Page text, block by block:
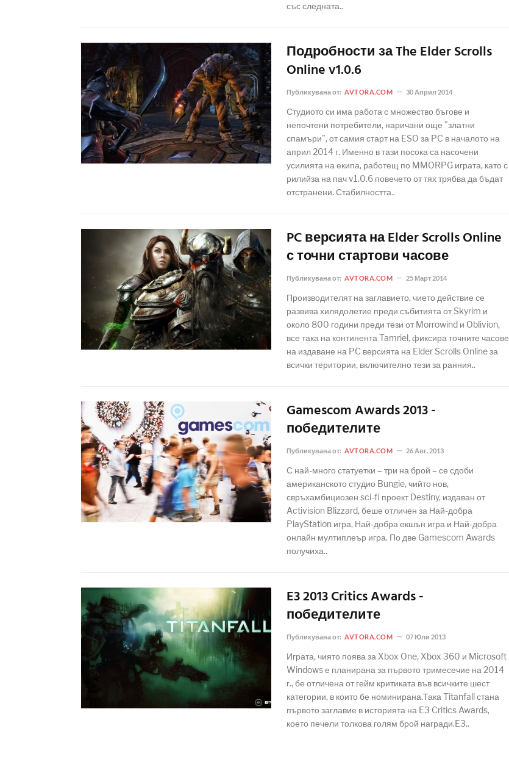
със следната..
Подробности за The Elder Scrolls
Online v1.0.6
Публикувана от: AVTORA.COM 30 Април 2014
Студиото си има работа с множество бъгове и
непочтени потребители, наричани още "златни
спамъри", от самия старт на ESO за PC в началото на
април 2014 г. Именно в тази посока са насочени
усилията на екипа, работещ по MMORPG играта, като с
рилийза на пач v1.0.6 повечето от тях трябва да бъдат
отстранени. Стабилността..
PC версията на Elder Scrolls Online
с точни стартови часове
Публикувана от: AVTORA.COM 25 Март 2014
Производителят на заглавието, чието действие се
развива хилядолетие преди събитията от Skyrim и
около 800 години преди тези от Morrowind и Oblivion,
все така на континента Tamriel, фиксира точните часове
на издаване на PC версията на Elder Scrolls Online за
всички територии, включително тези за ранния..
Gamescom Awards 2013 -
победителите
Публикувана от: AVTORA.COM 26 Авг. 2013
С най-много статуетки – три на брой – се сдоби
американското студио Bungie, чийто нов,
свръхамбициозен sci-fi проект Destiny, издаван от
Activision Blizzard, беше отличен за Най-добра
PlayStation игра, Най-добра екшън игра и Най-добра
онлайн мултиплеър игра. По две Gamescom Awards
получиха..
E3 2013 Critics Awards -
победителите
Публикувана от: AVTORA.COM 07 Юли 2013
Играта, чиято поява за Xbox One, Xbox 360 и Microsoft
Windows е планирана за първото тримесечие на 2014
г., бе отличена от гейм критиката във всичките шест
категории, в които бе номинирана.Така Titanfall стана
първото заглавие в историята на E3 Critics Awards,
което печели толкова голям брой награди.E3..